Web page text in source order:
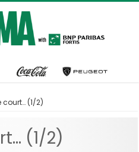
court… (1/2)
(1/2)